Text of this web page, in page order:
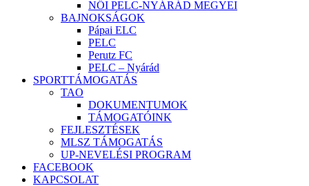
NŐI PELC-NYÁRÁD MEGYEI
BAJNOKSÁGOK
Pápai ELC
PELC
Perutz FC
PELC – Nyárád
SPORTTÁMOGATÁS
TAO
DOKUMENTUMOK
TÁMOGATÓINK
FEJLESZTÉSEK
MLSZ TÁMOGATÁS
UP-NEVELÉSI PROGRAM
FACEBOOK
KAPCSOLAT